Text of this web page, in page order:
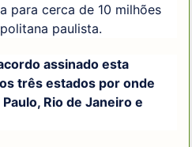
para cerca de 10 milhões
paulista.
assinado esta
três estados por onde
Rio de Janeiro e